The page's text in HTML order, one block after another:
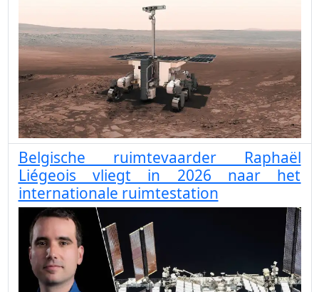
Belgische ruimtevaarder Raphaël
Liégeois vliegt in 2026 naar het
internationale ruimtestation